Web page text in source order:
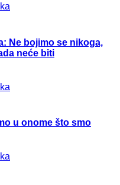
Ne bojimo se nikoga,
neće biti
u onome što smo